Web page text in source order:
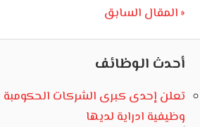
تصفّح
المقالات
Previous
المقال السابق
أحدث الوظائف
تعلن إحدى كبرى الشركات
وظيفية ادراية لديها